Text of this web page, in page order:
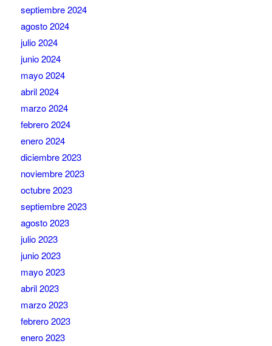
septiembre 2024
agosto 2024
julio 2024
junio 2024
mayo 2024
abril 2024
marzo 2024
febrero 2024
enero 2024
diciembre 2023
noviembre 2023
octubre 2023
septiembre 2023
agosto 2023
julio 2023
junio 2023
mayo 2023
abril 2023
marzo 2023
febrero 2023
enero 2023